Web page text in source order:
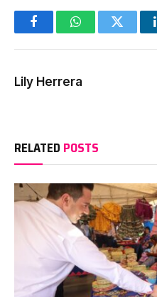
FacebookWhatsAppTwitter
Lily Herrera
RELATED POSTS